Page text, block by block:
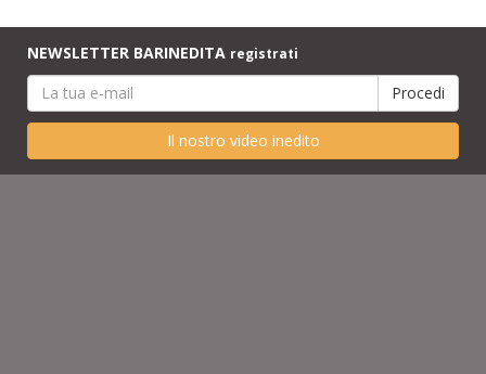
NEWSLETTER BARINEDITA registrati
Il nostro video inedito